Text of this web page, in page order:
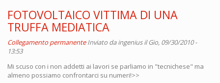
FOTOVOLTAICO VITTIMA DI UNA
TRUFFA MEDIATICA
Collegamento permanente Inviato daingeniusil Gio, 09/30/2010 -
13:53
Mi scuso con i non addetti ai lavori se parliamo in "tecnichese" ma
almeno possiamo confrontarci su numeri!>>